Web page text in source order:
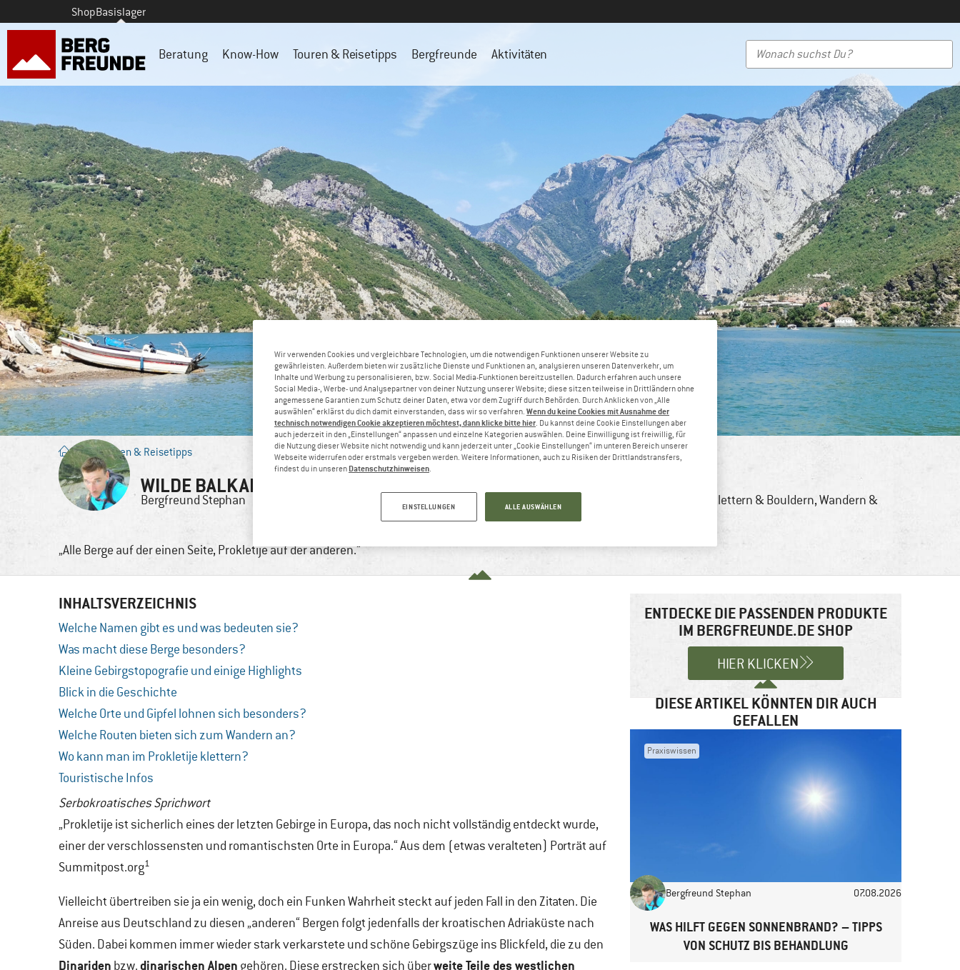
ShopBasislager
Beratung Know-How Touren & Reisetipps Bergfreunde Aktivitäten
Blog/Touren & Reisetipps
WILDE BALKANBERGE: PROKLETIJE UND ALBANISCHE ALPEN
Bergfreund Stephan Keine Kommentare Klettern & Bouldern,Wandern &
Trekking
„Alle Berge auf der einen Seite, Prokletije auf der anderen.“
INHALTSVERZEICHNIS
Welche Namen gibt es und was bedeuten sie?
Was macht diese Berge besonders?
Kleine Gebirgstopografie und einige Highlights
Blick in die Geschichte
Welche Orte und Gipfel lohnen sich besonders?
Welche Routen bieten sich zum Wandern an?
Wo kann man im Prokletije klettern?
Touristische Infos
Serbokroatisches Sprichwort
„Prokletije ist sicherlich eines der letzten Gebirge in Europa, das noch nicht vollständig entdeckt wurde,
einer der verschlossensten und romantischsten Orte in Europa.“ Aus dem (etwas veralteten) Porträt auf
Summitpost.org1
Vielleicht übertreiben sie ja ein wenig, doch ein Funken Wahrheit steckt auf jeden Fall in den Zitaten. Die
Anreise aus Deutschland zu diesen „anderen“ Bergen folgt jedenfalls der kroatischen Adriaküste nach
Süden. Dabei kommen immer wieder stark verkarstete und schöne Gebirgszüge ins Blickfeld, die zu den
Dinariden bzw.dinarischen Alpen gehören. Diese erstrecken sich überweite Teile des westlichen
ENTDECKE DIE PASSENDEN PRODUKTE
IM BERGFREUNDE.DE SHOP
HIER KLICKEN
DIESE ARTIKEL KÖNNTEN DIR AUCH
GEFALLEN
Praxiswissen
Bergfreund Stephan 07.08.2026
WAS HILFT GEGEN SONNENBRAND? – TIPPS
VON SCHUTZ BIS BEHANDLUNG
Wir verwenden Cookies und vergleichbare Technologien, um die notwendigen Funktionen unserer Website zu
gewährleisten. Außerdem bieten wir zusätzliche Dienste und Funktionen an, analysieren unseren Datenverkehr, um
Inhalte und Werbung zu personalisieren, bzw. Social Media-Funktionen bereitzustellen. Dadurch erfahren auch unsere
Social Media-, Werbe- und Analysepartner von deiner Nutzung unserer Website; diese sitzen teilweise in Drittländern ohne
angemessene Garantien zum Schutz deiner Daten, etwa vor dem Zugriff durch Behörden. Durch Anklicken von „Alle
auswählen“ erklärst du dich damit einverstanden, dass wir so verfahren. Wenn du keine Cookies mit Ausnahme der
technisch notwendigen Cookie akzeptieren möchtest, dann klicke bitte hier. Du kannst deine Cookie Einstellungen aber
auch jederzeit in den „Einstellungen“ anpassen und einzelne Kategorien auswählen. Deine Einwilligung ist freiwillig, für
die Nutzung dieser Website nicht notwendig und kann jederzeit unter „Cookie Einstellungen“ im unteren Bereich unserer
Webseite widerrufen oder erstmals vergeben werden. Weitere Informationen, auch zu Risiken der Drittlandstransfers,
findest du in unseren Datenschutzhinweisen.
EINSTELLUNGEN ALLE AUSWÄHLEN